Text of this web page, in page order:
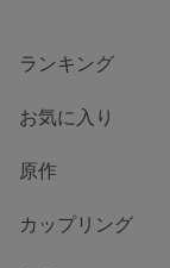
ランキング
お気に入り
原作
カップリング